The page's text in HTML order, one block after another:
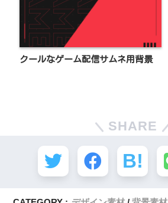
クールなゲーム配信サムネ用背景
SHARE